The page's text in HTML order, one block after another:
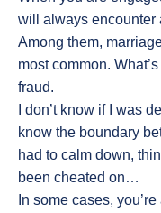
will always encounter
Among them,
most common.
fraud.
I don’t know if I was
know the boundary
had to calm down,
been cheated on…
In some cases,